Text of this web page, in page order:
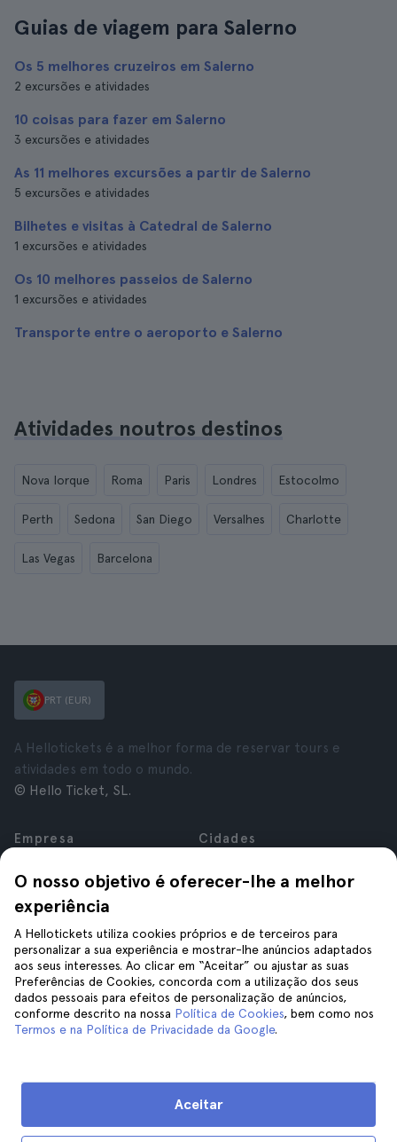
Guias de viagem para Salerno
Os 5 melhores cruzeiros em Salerno
2 excursões e atividades
10 coisas para fazer em Salerno
3 excursões e atividades
As 11 melhores excursões a partir de Salerno
5 excursões e atividades
Bilhetes e visitas à Catedral de Salerno
1 excursões e atividades
Os 10 melhores passeios de Salerno
1 excursões e atividades
Transporte entre o aeroporto e Salerno
Atividades noutros destinos
Nova Iorque Roma Paris Londres Estocolmo
Perth Sedona San Diego Versalhes Charlotte
Las Vegas Barcelona
O nosso objetivo é oferecer-lhe a melhor
experiência
A Hellotickets utiliza cookies próprios e de terceiros para
personalizar a sua experiência e mostrar-lhe anúncios adaptados
aos seus interesses. Ao clicar em “Aceitar” ou ajustar as suas
Preferências de Cookies, concorda com a utilização dos seus
dados pessoais para efeitos de personalização de anúncios,
conforme descrito na nossa Política de Cookies, bem como nos
Termos e na Política de Privacidade da Google.
Aceitar
PRT (EUR)
A Hellotickets é a melhor forma de reservar tours e
atividades em todo o mundo.
© Hello Ticket, SL.
Empresa
Carreiras
Afiliados
Avaliações
Privacidade
Termos e Condições
Aviso Legal
Cookies
Cidades
Roma
Londres
Granada
Cracóvia
Tenerife
Ajuda